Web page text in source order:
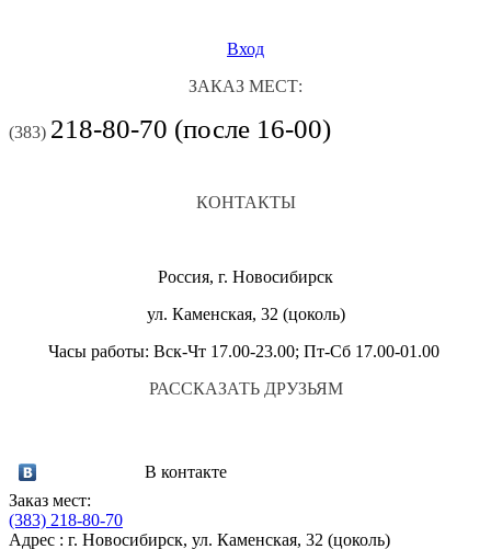
Вход
ЗАКАЗ МЕСТ:
(383) 218-80-70 (после 16-00)
КОНТАКТЫ
Россия, г. Новосибирск
ул. Каменская, 32 (цоколь)
Часы работы: Вск-Чт 17.00-23.00; Пт-Сб 17.00-01.00
РАССКАЗАТЬ ДРУЗЬЯМ
В контакте
Заказ мест:
(383) 218-80-70
Адрес : г. Новосибирск, ул. Каменская, 32 (цоколь)